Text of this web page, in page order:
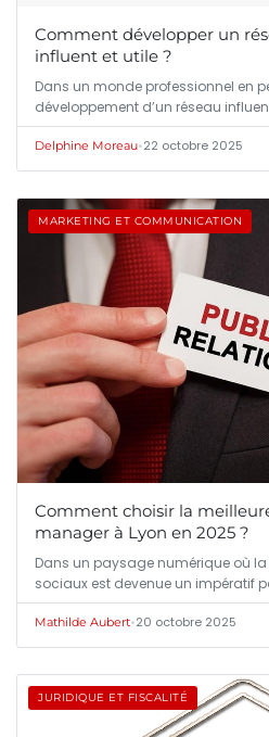
Comment développer un
influent et utile ?
Dans un monde professionnel en
développement d’un réseau
Delphine Moreau•22 octobre 2025
MARKETING ET COMMUNICATION
Comment choisir la
manager à Lyon en 2025 ?
Dans un paysage numérique où la
sociaux est devenue un impératif
Mathilde Aubert•20 octobre 2025
JURIDIQUE ET FISCALITÉ